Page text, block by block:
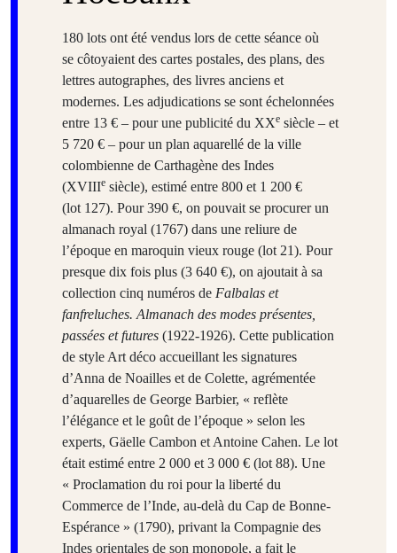
180 lots ont été vendus lors de cette séance où
se côtoyaient des cartes postales, des plans, des
lettres autographes, des livres anciens et
modernes. Les adjudications se sont échelonnées
entre 13 € – pour une publicité du XXe siècle – et
5 720 € – pour un plan aquarellé de la ville
colombienne de Carthagène des Indes
(XVIIIe siècle), estimé entre 800 et 1 200 €
(lot 127). Pour 390 €, on pouvait se procurer un
almanach royal (1767) dans une reliure de
l’époque en maroquin vieux rouge (lot 21). Pour
presque dix fois plus (3 640 €), on ajoutait à sa
collection cinq numéros de Falbalas et
fanfreluches. Almanach des modes présentes,
passées et futures (1922-1926). Cette publication
de style Art déco accueillant les signatures
d’Anna de Noailles et de Colette, agrémentée
d’aquarelles de George Barbier, « reflète
l’élégance et le goût de l’époque » selon les
experts, Gäelle Cambon et Antoine Cahen. Le lot
était estimé entre 2 000 et 3 000 € (lot 88). Une
« Proclamation du roi pour la liberté du
Commerce de l’Inde, au-delà du Cap de Bonne-
Espérance » (1790), privant la Compagnie des
Indes orientales de son monopole, a fait le